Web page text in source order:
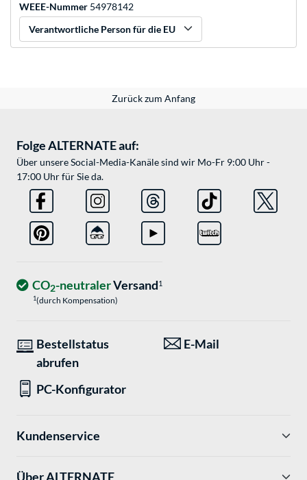
WEEE-Nummer 54978142
Verantwortliche Person für die EU
Zurück zum Anfang
Folge ALTERNATE auf:
Über unsere Social-Media-Kanäle sind wir Mo-Fr 9:00 Uhr -
17:00 Uhr für Sie da.
CO2-neutralerVersand1
1(durch Kompensation)
Bestellstatus
abrufen
E-Mail
PC-Konfigurator
Kundenservice
Über ALTERNATE